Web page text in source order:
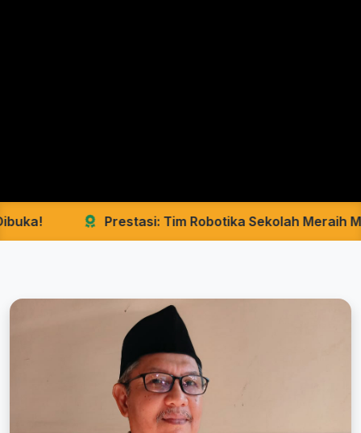
Prestasi: Tim Robotika Sekolah Meraih Medali